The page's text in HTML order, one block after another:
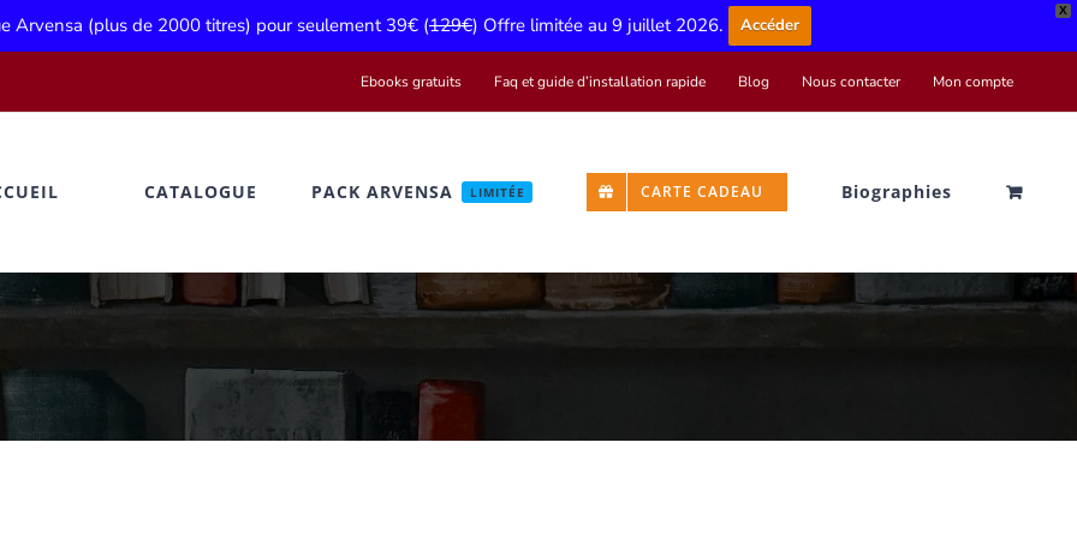
X
Arvensa (plus de 2000 titres) pour seulement 39€ (129€) Offre limitée au 9 juillet 2026. Accéder
Ebooks gratuits Faq et guide d’installation rapide Blog Nous contacter Mon compte
CATALOGUE PACK ARVENSA LIMITÉE CARTE CADEAU Biographies